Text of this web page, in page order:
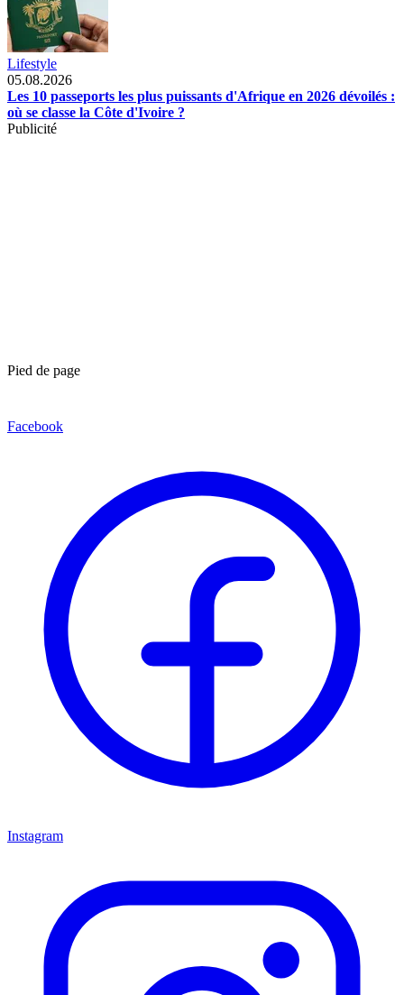
Lifestyle
05.08.2026
Les 10 passeports les plus puissants d'Afrique en 2026 dévoilés :
où se classe la Côte d'Ivoire ?
Publicité
Pied de page
Facebook
Instagram